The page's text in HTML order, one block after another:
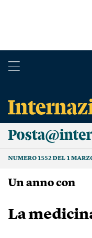
NUMERO 1552 DEL 1
Un anno con
La